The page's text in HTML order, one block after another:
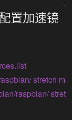
置加速镜
stretch